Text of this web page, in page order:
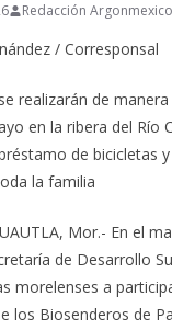
Redacción Argonmexico
/ Corresponsal
realizarán de
en la ribera del Río
de bicicletas
la familia
Mor.- En el
de Desarrollo
morelenses a
los Biosenderos de